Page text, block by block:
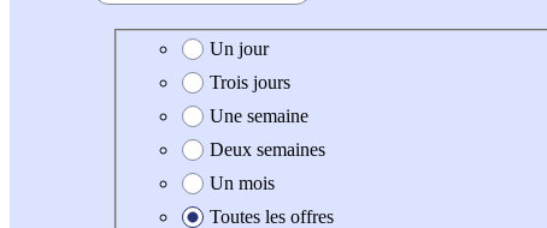
Date de création de l'offre
Un jour
Trois jours
Une semaine
Deux semaines
Un mois
Toutes les offres